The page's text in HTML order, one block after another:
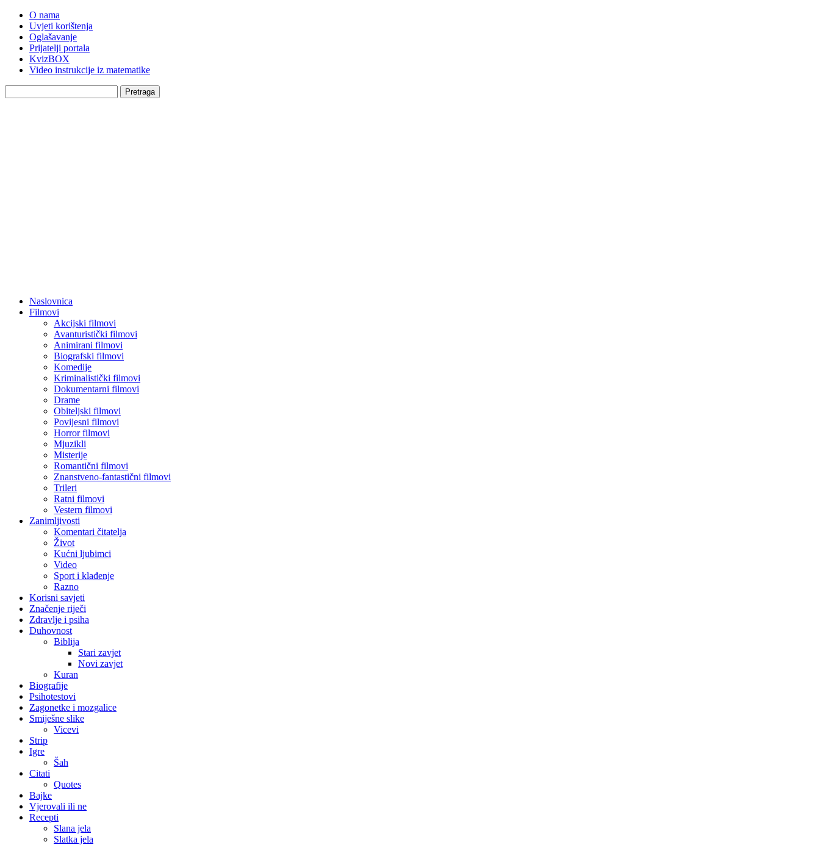
O nama
Uvjeti korištenja
Oglašavanje
Prijatelji portala
KvizBOX
Video instrukcije iz matematike
Pretraga
Naslovnica
Filmovi
Akcijski filmovi
Avanturistički filmovi
Animirani filmovi
Biografski filmovi
Komedije
Kriminalistički filmovi
Dokumentarni filmovi
Drame
Obiteljski filmovi
Povijesni filmovi
Horror filmovi
Mjuzikli
Misterije
Romantični filmovi
Znanstveno-fantastični filmovi
Trileri
Ratni filmovi
Vestern filmovi
Zanimljivosti
Komentari čitatelja
Život
Kućni ljubimci
Video
Sport i klađenje
Razno
Korisni savjeti
Značenje riječi
Zdravlje i psiha
Duhovnost
Biblija
Stari zavjet
Novi zavjet
Kuran
Biografije
Psihotestovi
Zagonetke i mozgalice
Smiješne slike
Vicevi
Strip
Igre
Šah
Citati
Quotes
Bajke
Vjerovali ili ne
Recepti
Slana jela
Slatka jela